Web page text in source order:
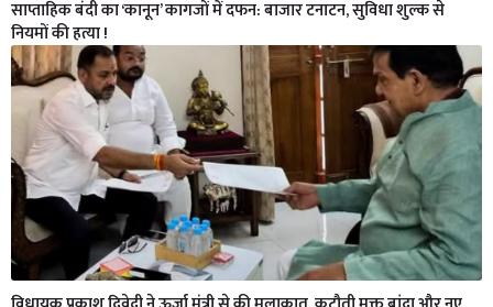
साप्ताहिक बंदी का ‘कानून’ कागजों में दफन: बाजार टनाटन, सुविधा शुल्क से
नियमों की हत्या !